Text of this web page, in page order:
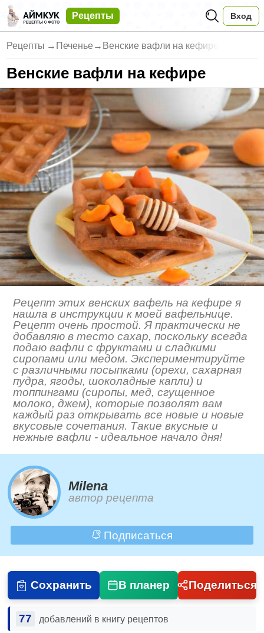
Рецепты Вход
Рецепты → Печенье → Венские вафли на кефире
Венские вафли на кефире
Рецепт этих венских вафель на кефире я
нашла в инструкции к моей вафельнице.
Рецепт очень простой. Я практически не
добавляю в тесто сахар, поскольку всегда
подаю вафли с фруктами и сладкими
сиропами или медом. Экспериментируйте
с различными посыпками (орехи, сахарная
пудра, ягоды, шоколадные капли) и
топпингами (сиропы, мед, сгущенное
молоко, джем), которые позволят вам
каждый раз открывать все новые и новые
вкусовые сочетания. Такие вкусные и
нежные вафли - идеальное начало дня!
Milena
автор рецепта
Подписаться
Сохранить В планер Поделиться
77 добавлений в книгу рецептов